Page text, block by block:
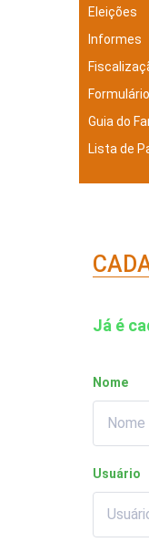
Eleições
Informes
Guia do
Lista de
Já é
Nome
Usuário